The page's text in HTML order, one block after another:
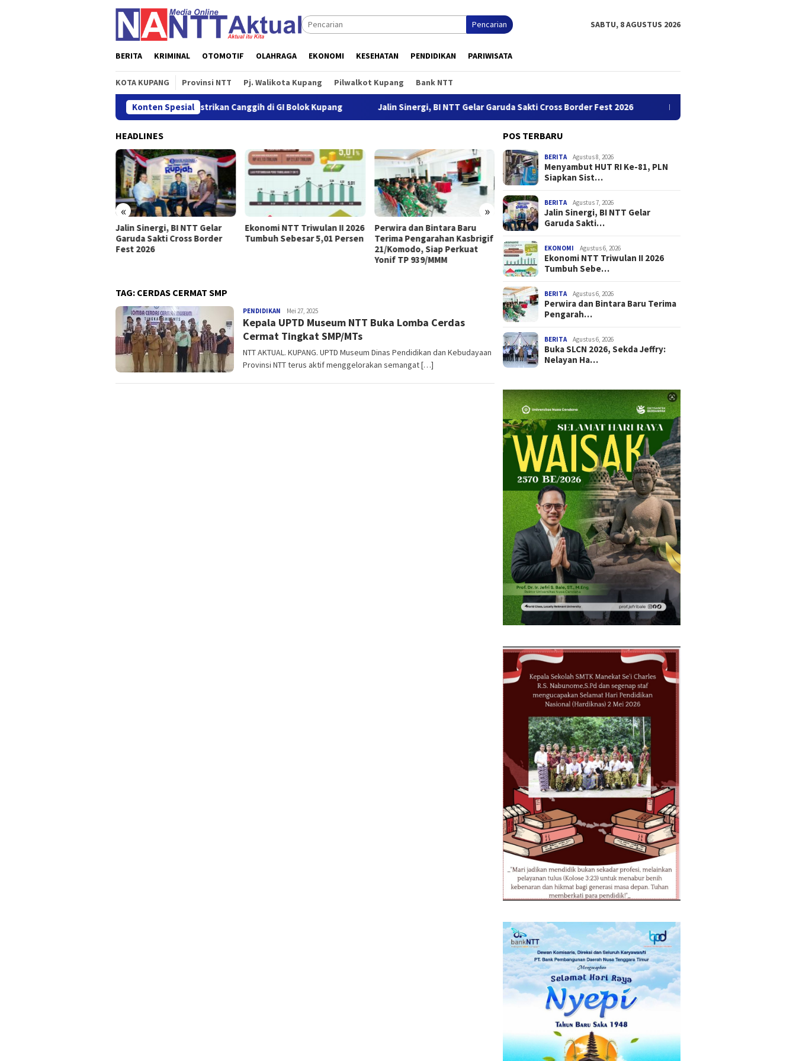
Pencarian SABTU, 8 AGUSTUS 2026
BERITA KRIMINAL OTOMOTIF OLAHRAGA EKONOMI KESEHATAN PENDIDIKAN PARIWISATA
KOTA KUPANG Provinsi NTT Pj. Walikota Kupang Pilwalkot Kupang Bank NTT
Konten Spesial
PLN Siapkan Sistem Pertahanan Kelistrikan Canggih di GI Bolok Kupang Jalin Sinergi, BI NTT Gelar Garuda Sakti Cross Border Fest 2026 Ekonomi NTT Triwulan II 2026 Tumbuh
HEADLINES
« »
Jalin Sinergi, BI NTT Gelar
Garuda Sakti Cross Border
Ekonomi NTT Triwulan II 2026
Tumbuh Sebesar 5,01 Persen
Perwira dan Bintara Baru
Terima Pengarahan Kasbrigif
Buka SLCN 2026, Sekda
Jeffry: Nelayan Harus Jadikan
Keselamatan Sebagai
Prioritas
Menyambut HUT RI Ke-81,
PLN Siapkan Sistem
Pertahanan Kelistrikan
Canggih di GI Bolok Kupang
TAG: CERDAS CERMAT SMP
PENDIDIKAN NTT
AKTUAL
Mei 27, 2025
Kepala UPTD Museum NTT Buka Lomba Cerdas
Cermat Tingkat SMP/MTs
NTT AKTUAL. KUPANG. UPTD Museum Dinas Pendidikan dan Kebudayaan
Provinsi NTT terus aktif menggelorakan semangat […]
POS TERBARU
BERITA Agustus 8, 2026
Menyambut HUT RI Ke-81, PLN
Siapkan Sist…
BERITA Agustus 7, 2026
Jalin Sinergi, BI NTT Gelar
Garuda Sakti…
EKONOMI Agustus 6, 2026
Ekonomi NTT Triwulan II 2026
Tumbuh Sebe…
BERITA Agustus 6, 2026
Perwira dan Bintara Baru Terima
Pengarah…
BERITA Agustus 6, 2026
Buka SLCN 2026, Sekda Jeffry:
Nelayan Ha…